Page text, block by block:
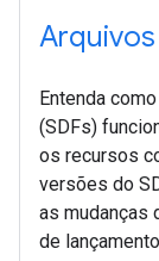
Entenda
(SDFs)
os recursos
versões do
as mudanças
de